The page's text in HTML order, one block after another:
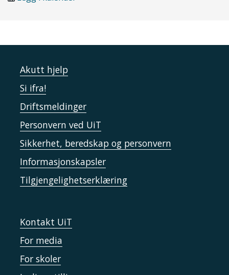
Akutt hjelp
Si ifra!
Driftsmeldinger
Personvern ved UiT
Sikkerhet, beredskap og personvern
Informasjonskapsler
Tilgjengelighetserklæring
Kontakt UiT
For media
For skoler